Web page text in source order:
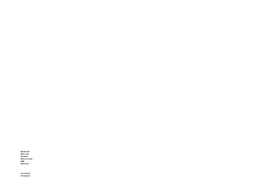
Startseite
Über uns
Kontakt
Datenschutz
AGB
Widerruf
Facebook
Instagram